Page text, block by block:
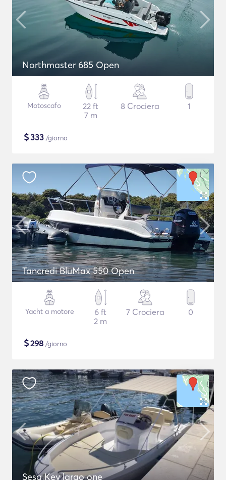
Northmaster 685 Open
Motoscafo
22 ft
7 m
8 Crociera 1
$333 /giorno
Tancredi BluMax 550 Open
Yacht a motore
6 ft
2 m
7 Crociera 0
$298 /giorno
Sesa Key largo one